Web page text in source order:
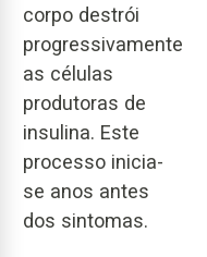
corpo destrói
progressivamente
as células
produtoras de
insulina. Este
processo inicia-
se anos antes
dos sintomas.